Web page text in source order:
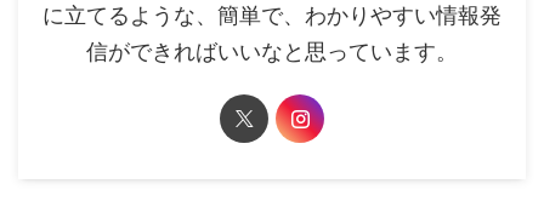
に立てるような、簡単で、わかりやすい情報発
信ができればいいなと思っています。